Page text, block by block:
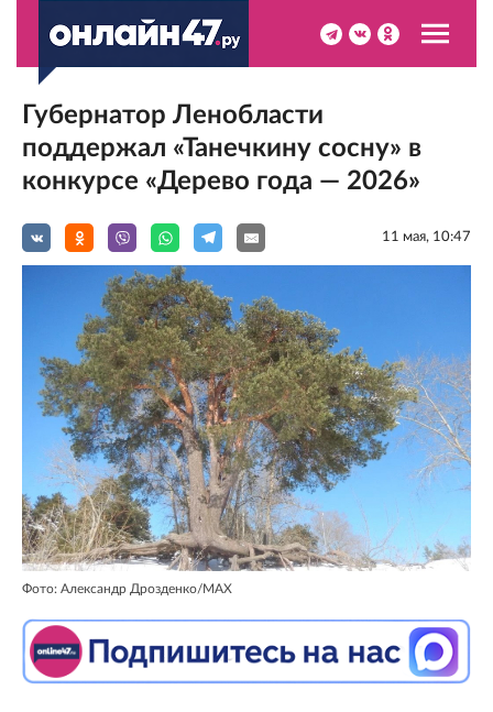
Губернатор Ленобласти
поддержал «Танечкину сосну» в
конкурсе «Дерево года — 2026»
11 мая, 10:47
Фото: Александр Дрозденко/MAX